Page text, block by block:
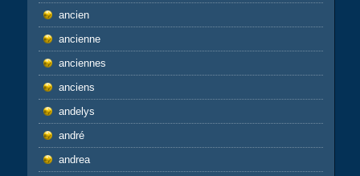
ancien
ancienne
anciennes
anciens
andelys
andré
andrea